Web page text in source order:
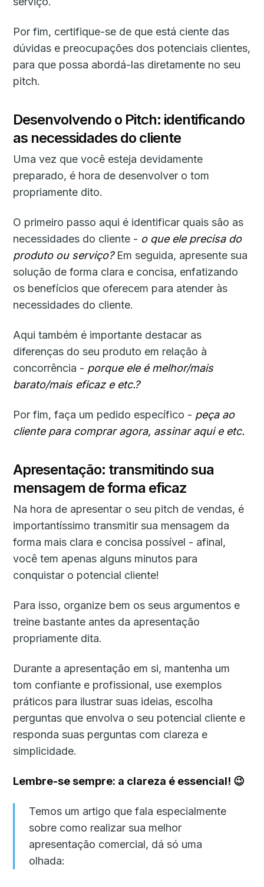
Por fim, certifique-se de que está ciente das
dúvidas e preocupações dos potenciais clientes,
para que possa abordá-las diretamente no seu
pitch.
Desenvolvendo o Pitch: identificando
as necessidades do cliente
Uma vez que você esteja devidamente
preparado, é hora de desenvolver o tom
propriamente dito.
O primeiro passo aqui é identificar quais são as
necessidades do cliente - o que ele precisa do
produto ou serviço?Em seguida, apresente sua
solução de forma clara e concisa, enfatizando
os benefícios que oferecem para atender às
necessidades do cliente.
Aqui também é importante destacar as
diferenças do seu produto em relação à
concorrência - porque ele é melhor/mais
barato/mais eficaz e etc.?
Por fim, faça um pedido específico - peça ao
cliente para comprar agora, assinar aqui e etc.
Apresentação: transmitindo sua
mensagem de forma eficaz
Na hora de apresentar o seu pitch de vendas, é
importantíssimo transmitir sua mensagem da
forma mais clara e concisa possível - afinal,
você tem apenas alguns minutos para
conquistar o potencial cliente!
Para isso, organize bem os seus argumentos e
treine bastante antes da apresentação
propriamente dita.
Durante a apresentação em si, mantenha um
tom confiante e profissional, use exemplos
práticos para ilustrar suas ideias, escolha
perguntas que envolva o seu potencial cliente e
responda suas perguntas com clareza e
simplicidade.
Lembre-se sempre: a clareza é essencial! 😉
Temos um artigo que fala especialmente
sobre como realizar sua melhor
apresentação comercial, dá só uma
olhada: